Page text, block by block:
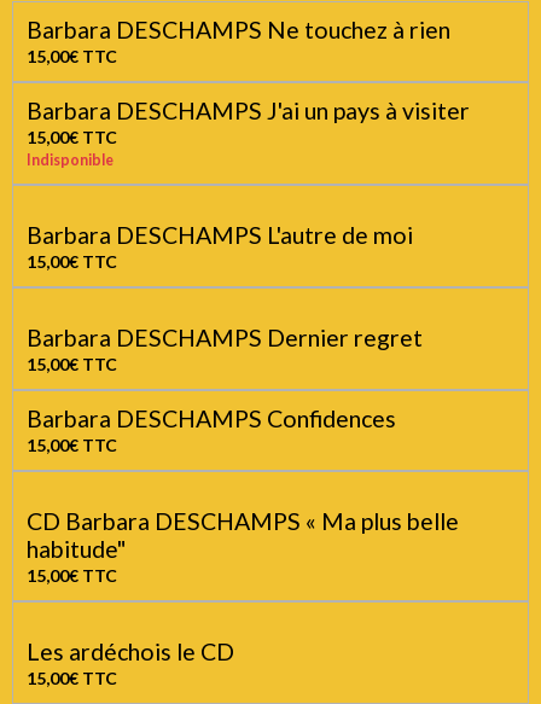
Barbara DESCHAMPS Ne touchez à rien
15,00€TTC
Barbara DESCHAMPS J'ai un pays à visiter
15,00€TTC
Barbara DESCHAMPS L'autre de moi
Barbara DESCHAMPS Dernier regret
15,00€
15,00€ TTC